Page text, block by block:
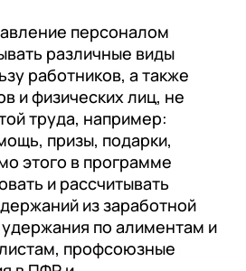
персоналом
различные виды
работников, а также
и физических лиц, не
труда, например:
призы, подарки,
этого в программе
и рассчитывать
из заработной
по алиментам и
профсоюзные